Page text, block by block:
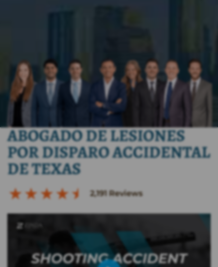
ABOGADO DE LESIONES
POR DISPARO ACCIDENTAL
DE TEXAS
2,191 Reviews